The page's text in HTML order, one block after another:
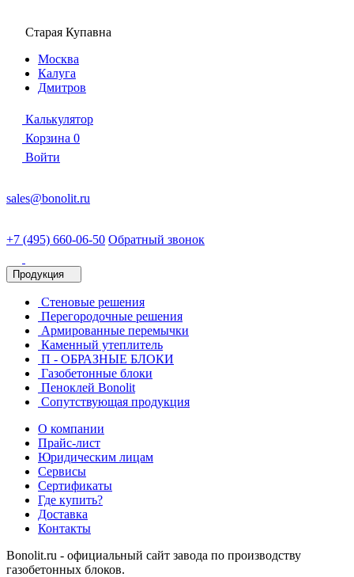
Старая Купавна
Москва
Калуга
Дмитров
Калькулятор
Корзина 0
Войти
sales@bonolit.ru
+7 (495) 660-06-50 Обратный звонок
Продукция
Стеновые решения
Перегородочные решения
Армированные перемычки
Каменный утеплитель
П - ОБРАЗНЫЕ БЛОКИ
Газобетонные блоки
Пеноклей Bonolit
Сопутствующая продукция
О компании
Прайс-лист
Юридическим лицам
Сервисы
Сертификаты
Где купить?
Доставка
Контакты
Bonolit.ru - официальный сайт завода по производству
газобетонных блоков.